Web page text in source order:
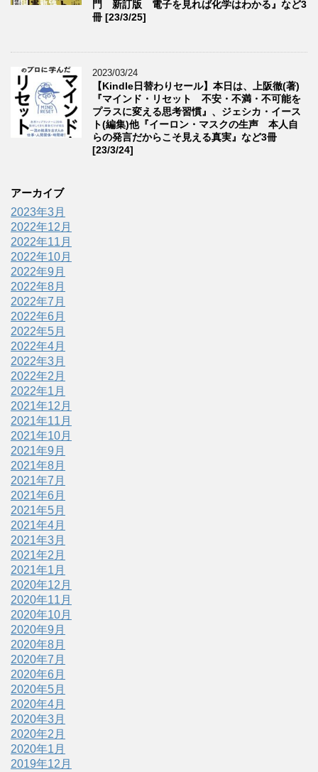
門 新訂版 電子を見れば化学はわかる』など3
冊 [23/3/25]
2023/03/24
【Kindle日替わりセール】本日は、上阪徹(著)
『マインド・リセット 不安・不満・不可能を
プラスに変える思考習慣』、ジェシカ・イース
ト(編集)他『イーロン・マスクの生声 本人自
らの発言だからこそ見える真実』など3冊
[23/3/24]
アーカイブ
2023年3月
2022年12月
2022年11月
2022年10月
2022年9月
2022年8月
2022年7月
2022年6月
2022年5月
2022年4月
2022年3月
2022年2月
2022年1月
2021年12月
2021年11月
2021年10月
2021年9月
2021年8月
2021年7月
2021年6月
2021年5月
2021年4月
2021年3月
2021年2月
2021年1月
2020年12月
2020年11月
2020年10月
2020年9月
2020年8月
2020年7月
2020年6月
2020年5月
2020年4月
2020年3月
2020年2月
2020年1月
2019年12月